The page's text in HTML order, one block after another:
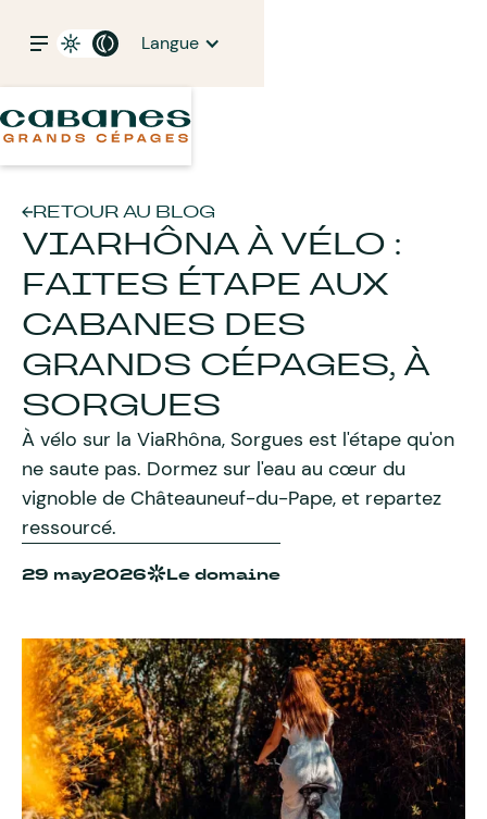
Langue
RETOUR AU BLOG
VIARHÔNA À VÉLO :
FAITES ÉTAPE AUX
CABANES DES
GRANDS CÉPAGES, À
SORGUES
À vélo sur la ViaRhôna, Sorgues est l'étape qu'on
ne saute pas. Dormez sur l'eau au cœur du
vignoble de Châteauneuf-du-Pape, et repartez
ressourcé.
29 may2026 Le domaine